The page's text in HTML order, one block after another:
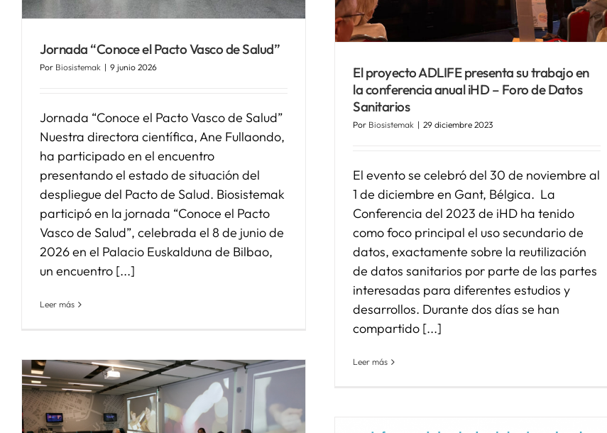
Jornada “Conoce el Pacto Vasco de Salud”
Por Biosistemak | 9 junio 2026
Jornada “Conoce el Pacto Vasco de Salud”
Nuestra directora científica, Ane Fullaondo,
ha participado en el encuentro
presentando el estado de situación del
despliegue del Pacto de Salud. Biosistemak
participó en la jornada “Conoce el Pacto
Vasco de Salud”, celebrada el 8 de junio de
2026 en el Palacio Euskalduna de Bilbao,
un encuentro [...]
Leer más
El proyecto ADLIFE presenta su trabajo en
la conferencia anual iHD – Foro de Datos
Sanitarios
Por Biosistemak | 29 diciembre 2023
El evento se celebró del 30 de noviembre al
1 de diciembre en Gant, Bélgica. La
Conferencia del 2023 de iHD ha tenido
como foco principal el uso secundario de
datos, exactamente sobre la reutilización
de datos sanitarios por parte de las partes
interesadas para diferentes estudios y
desarrollos. Durante dos días se han
compartido [...]
Leer más